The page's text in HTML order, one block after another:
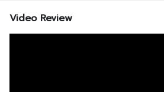
Video Review